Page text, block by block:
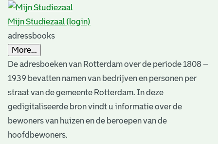
e
s
u
l
t
s
Mijn Studiezaal (login)
adressbooks
More...
De adresboeken van Rotterdam over de periode 1808 –
1939 bevatten namen van bedrijven en personen per
straat van de gemeente Rotterdam. In deze
gedigitaliseerde bron vindt u informatie over de
bewoners van huizen en de beroepen van de
hoofdbewoners.